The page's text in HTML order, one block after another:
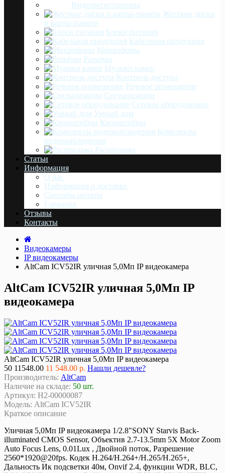
Видеорегистраторы
Жёсткие диски
и карты-памяти
Блоки питания
Кабельная продукция
Микрофоны
Разъёмы
Муляжи камер
Контроль доступа
Речевое оповещение
Сигнализации
Сетевое оборудование
Умный дом
Кронштейны
Комплекты
видеонаблюдения
Распродажа
Статьи
Информация
О нас
Информация о доставке
Cпособы оплаты
Гарантия
Отзывы
Контакты
Видеокамеры
IP видеокамеры
AltCam ICV52IR уличная 5,0Мп IP видеокамера
AltCam ICV52IR уличная 5,0Мп IP
видеокамера
AltCam ICV52IR уличная 5,0Мп IP видеокамера
50 11548.00 11 548.00 р. Нашли дешевле?
Производитель: AltCam
Наличие на складе: 50 шт.
Артикул: Н2-00000087
Модель: AltCam ICV52IR
Краткое описание
Уличная 5,0Мп IP видеокамера 1/2.8"SONY Starvis Back-
illuminated CMOS Sensor, Объектив 2.7-13.5mm 5X Motor Zoom
Auto Focus Lens, 0.01Lux , Двойной поток, Разрешение
2560*1920@20fps. Кодек H.264/H.264+/H.265/H.265+,
Дальность Ик подсветки 40м, Onvif 2.4, функции WDR, BLC,